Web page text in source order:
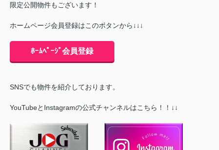
限定公開物件もございます！
ホームページ会員登録はこのボタンから↓↓↓
ﾎｰﾑﾍﾟｰｼﾞ会員登録
SNSでも物件を紹介しております。
YouTubeとInstagramの公式チャンネルはこちら！！↓↓